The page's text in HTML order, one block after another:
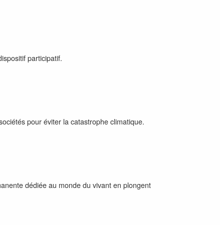
participatif.
pour éviter la catastrophe climatique.
dédiée au monde du vivant en plongent